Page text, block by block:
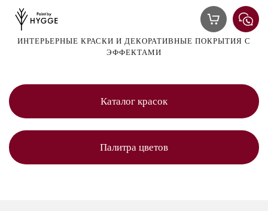
ИНТЕРЬЕРНЫЕ КРАСКИ И ДЕКОРАТИВНЫЕ ПОКРЫТИЯ С
ЭФФЕКТАМИ
Каталог красок
Палитра цветов